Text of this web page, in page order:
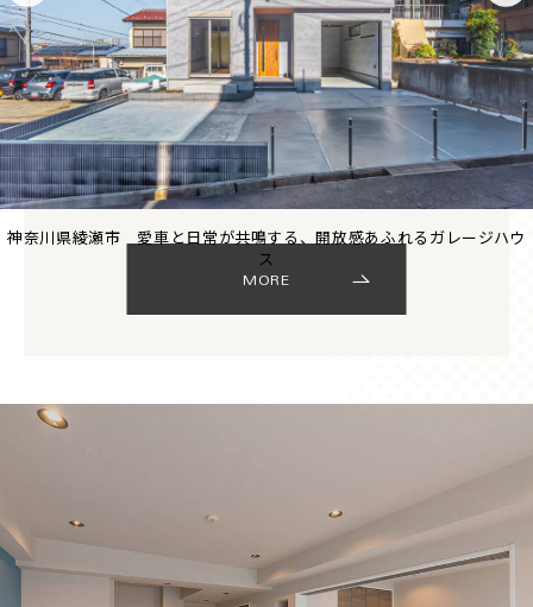
MORE
神奈川県綾瀬市 愛車と日常が共鳴する、開放感あふれるガレージハウ
ス